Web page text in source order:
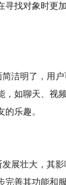
寻找对象时更
洁明了，用户
，如聊天、视
乐趣。
发展壮大，其
完善其功能和